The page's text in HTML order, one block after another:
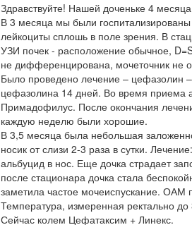
Здравствуйте! Нашей доченьке 4
В 3 месяца мы были
лейкоциты сплошь в поле зрения. В
УЗИ почек - расположение обычное,
не дифференцирована, мочеточник не
Было проведено лечение – цефазолин
цефазолина 14 дней. Во время приема
Примадофилус. После окончания
каждую неделю были хорошие.
В 3,5 месяца была небольшая
носик от слизи 2-3 раза в сутки.
альбуцид в нос. Еще дочка страдает
после стационара дочка стала
заметила частое мочеиспускание. ОАМ
Температура, измеренная ректально
Сейчас колем Цефатаксим + Линекс.